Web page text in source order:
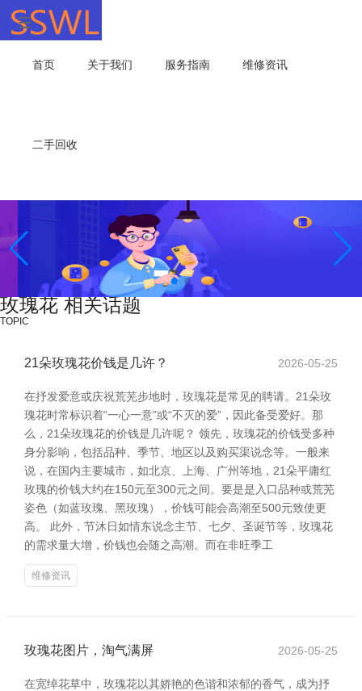
首页 关于我们 服务指南 维修资讯
二手回收
专业维修，我们值得信赖！
玫瑰花 相关话题
TOPIC
21朵玫瑰花价钱是几许？ 2026-05-25
在抒发爱意或庆祝荒芜步地时，玫瑰花是常见的聘请。21朵玫
瑰花时常标识着“一心一意”或“不灭的爱”，因此备受爱好。那
么，21朵玫瑰花的价钱是几许呢？ 领先，玫瑰花的价钱受多种
身分影响，包括品种、季节、地区以及购买渠说念等。一般来
说，在国内主要城市，如北京、上海、广州等地，21朵平庸红
玫瑰的价钱大约在150元至300元之间。要是是入口品种或荒芜
姿色（如蓝玫瑰、黑玫瑰），价钱可能会高潮至500元致使更
高。 此外，节沐日如情东说念主节、七夕、圣诞节等，玫瑰花
的需求量大增，价钱也会随之高潮。而在非旺季工
维修资讯
玫瑰花图片，淘气满屏 2026-05-25
在宽绰花草中，玫瑰花以其娇艳的色谐和浓郁的香气，成为抒